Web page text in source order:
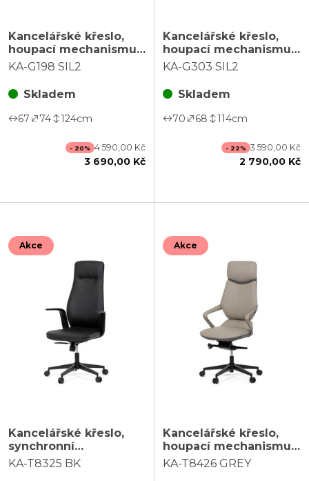
Kancelářské křeslo,
houpací mechanismus,
šedá látka, KA-G198
KA-G198 SIL2
Skladem
67 74 124cm
- 20% 4 590,00 Kč
3 690,00 Kč
Kancelářské křeslo,
houpací mechanismus,
šedá látka, KA-G303
KA-G303 SIL2
Skladem
70 68 114cm
- 22% 3 590,00 Kč
2 790,00 Kč
Akce
Kancelářské křeslo,
synchronní
mechanismus, černá
KA-T8325 BK
Akce
Kancelářské křeslo,
houpací mechanismus,
šedá ekokůže, KA-
KA-T8426 GREY